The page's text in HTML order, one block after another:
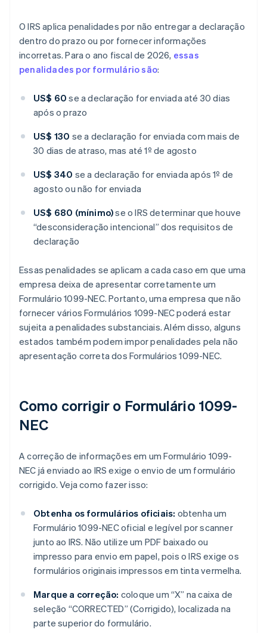
O IRS aplica penalidades por não entregar a declaração
dentro do prazo ou por fornecer informações
incorretas. Para o ano fiscal de 2026, essas
penalidades por formulário são:
US$ 60 se a declaração for enviada até 30 dias
após o prazo
US$ 130 se a declaração for enviada com mais de
30 dias de atraso, mas até 1º de agosto
US$ 340 se a declaração for enviada após 1º de
agosto ou não for enviada
US$ 680 (mínimo)se o IRS determinar que houve
“desconsideração intencional” dos requisitos de
declaração
Essas penalidades se aplicam a cada caso em que uma
empresa deixa de apresentar corretamente um
Formulário 1099-NEC. Portanto, uma empresa que não
fornecer vários Formulários 1099-NEC poderá estar
sujeita a penalidades substanciais. Além disso, alguns
estados também podem impor penalidades pela não
apresentação correta dos Formulários 1099-NEC.
Como corrigir o Formulário 1099-
NEC
A correção de informações em um Formulário 1099-
NEC já enviado ao IRS exige o envio de um formulário
corrigido. Veja como fazer isso:
Obtenha os formulários oficiais: obtenha um
Formulário 1099-NEC oficial e legível por scanner
junto ao IRS. Não utilize um PDF baixado ou
impresso para envio em papel, pois o IRS exige os
formulários originais impressos em tinta vermelha.
Marque a correção: coloque um “X” na caixa de
seleção “CORRECTED” (Corrigido), localizada na
parte superior do formulário.